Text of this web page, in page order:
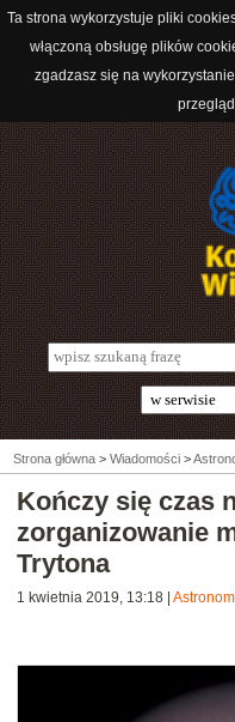
Ta strona wykorzystuje pliki
włączoną obsługę plików
zgadzasz się na
Strona główna > Wiadomości >
Kończy się czas
zorganizowanie
Trytona
1 kwietnia 2019, 13:18